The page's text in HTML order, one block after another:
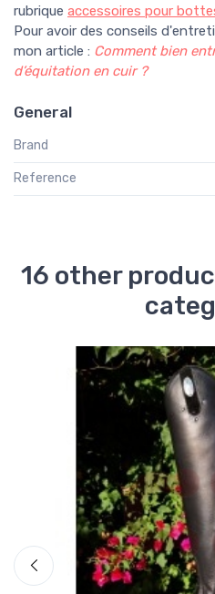
rubrique accessoires pour
Pour avoir des conseils
mon article : Comment bien
d’équitation en cuir ?
General
Brand
Reference
16 other